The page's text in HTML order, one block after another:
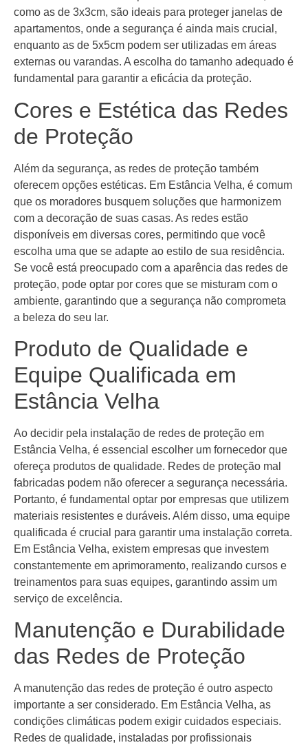
como as de 3x3cm, são ideais para proteger janelas de
apartamentos, onde a segurança é ainda mais crucial,
enquanto as de 5x5cm podem ser utilizadas em áreas
externas ou varandas. A escolha do tamanho adequado é
fundamental para garantir a eficácia da proteção.
Cores e Estética das Redes
de Proteção
Além da segurança, as redes de proteção também
oferecem opções estéticas. Em Estância Velha, é comum
que os moradores busquem soluções que harmonizem
com a decoração de suas casas. As redes estão
disponíveis em diversas cores, permitindo que você
escolha uma que se adapte ao estilo de sua residência.
Se você está preocupado com a aparência das redes de
proteção, pode optar por cores que se misturam com o
ambiente, garantindo que a segurança não comprometa
a beleza do seu lar.
Produto de Qualidade e
Equipe Qualificada em
Estância Velha
Ao decidir pela instalação de redes de proteção em
Estância Velha, é essencial escolher um fornecedor que
ofereça produtos de qualidade. Redes de proteção mal
fabricadas podem não oferecer a segurança necessária.
Portanto, é fundamental optar por empresas que utilizem
materiais resistentes e duráveis. Além disso, uma equipe
qualificada é crucial para garantir uma instalação correta.
Em Estância Velha, existem empresas que investem
constantemente em aprimoramento, realizando cursos e
treinamentos para suas equipes, garantindo assim um
serviço de excelência.
Manutenção e Durabilidade
das Redes de Proteção
A manutenção das redes de proteção é outro aspecto
importante a ser considerado. Em Estância Velha, as
condições climáticas podem exigir cuidados especiais.
Redes de qualidade, instaladas por profissionais